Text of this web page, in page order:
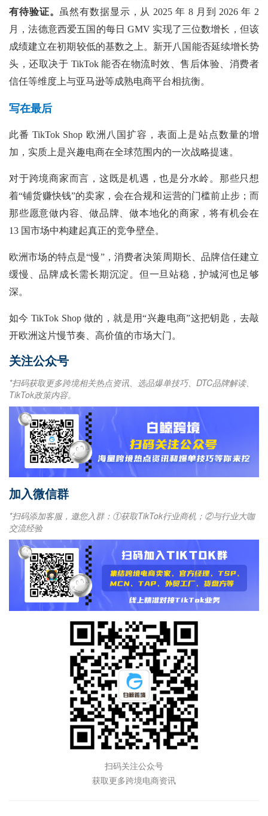
有待验证。 虽然有数据显示，从 2025 年 8 月到 2026 年 2
月，法德意西爱五国的每日 GMV 实现了三位数增长，但该
成绩建立在初期较低的基数之上。新开八国能否延续增长势
头，还取决于 TikTok 能否在物流时效、售后体验、消费者
信任等维度上与亚马逊等成熟电商平台相抗衡。
写在最后
此番 TikTok Shop 欧洲八国扩容，表面上是站点数量的增
加，实质上是兴趣电商在全球范围内的一次战略提速。
对于跨境商家而言，这既是机遇，也是分水岭。那些只想
着“铺货赚快钱”的卖家，会在合规和运营的门槛前止步；而
那些愿意做内容、做品牌、做本地化的商家，将有机会在
13 国市场中构建起真正的竞争壁垒。
欧洲市场的特点是“慢”，消费者决策周期长、品牌信任建立
缓慢、品牌成长需长期沉淀。但一旦站稳，护城河也足够
深。
如今 TikTok Shop 做的，就是用“兴趣电商”这把钥匙，去敲
开欧洲这片慢节奏、高价值的市场大门。
关注公众号
*扫码获取更多跨境相关热点资讯、选品爆单技巧、DTC品牌解读、
TikTok政策内容。
加入微信群
*扫码添加客服，邀您入群：①获取TikTok行业商机；②与行业大咖
交流经验
扫码关注公众号
获取更多跨境电商资讯